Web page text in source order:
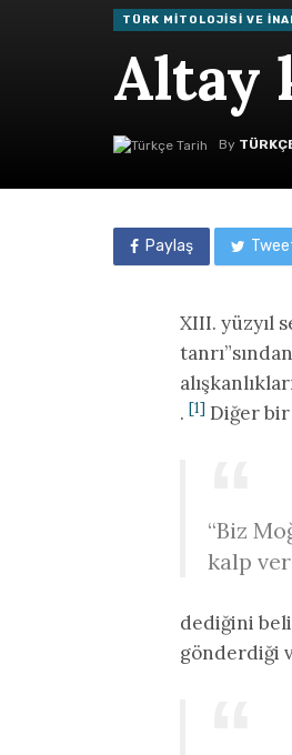
TÜRK MITOLOJISI VE
Altay
By
Paylaş
XIII. yüzyıl
. [1] Diğer bir
“Biz
kalp
dediğini
gönderdiği